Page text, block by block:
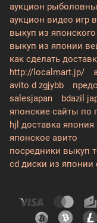
аукцион
аукцион видео игр
выкуп из
выкуп из японии
как сделать
http://localmart.jp/
avito d zgjybb
salesjapan
bdazil
японские сайты по
hjl доставка япония
японское авито
посредники выкуп
cd диски из